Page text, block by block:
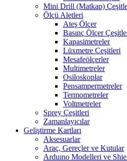
Mini Drill (Matkap)
Ölçü Aletleri
Ateş Ölçer
Basınç Ölçer
Kapasimetreler
Lüxmetre Çeşitleri
Mesafeölçerler
Multimetreler
Osiloskoplar
Pensampermetreler
Termometreler
Voltmetreler
Sprey Çeşitleri
Zamanlayıcılar
Geliştirme Kartları
Aksesuarlar
Araç, Gereçler ve Kutular
Arduıno Modelleri ve